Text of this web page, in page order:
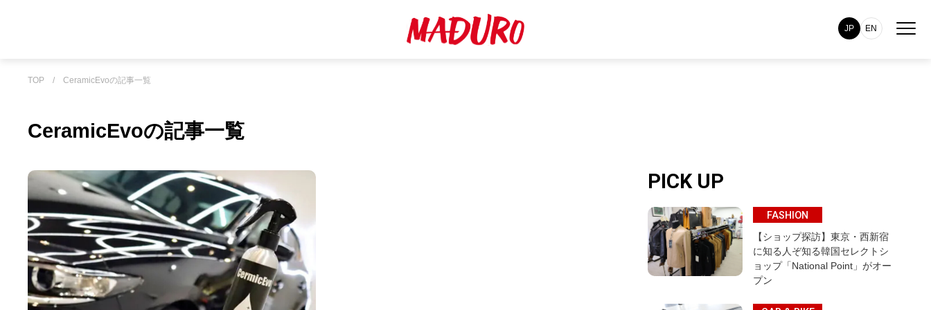
JP EN
TOP / CeramicEvoの記事一覧
CeramicEvoの記事一覧
PICK UP
FASHION
【ショップ探訪】東京・西新宿
に知る人ぞ知る韓国セレクトシ
ョップ「National Point」がオー
プン